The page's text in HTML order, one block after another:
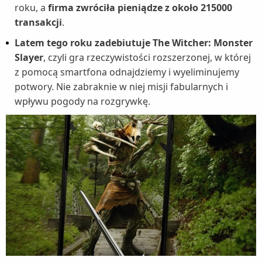
roku, a firma zwróciła pieniądze z około 215000
transakcji.
Latem tego roku zadebiutuje The Witcher: Monster
Slayer, czyli gra rzeczywistości rozszerzonej, w której
z pomocą smartfona odnajdziemy i wyeliminujemy
potwory. Nie zabraknie w niej misji fabularnych i
wpływu pogody na rozgrywkę.